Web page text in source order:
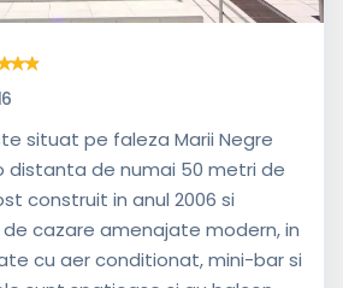
situat pe faleza Marii Negre
distanta de numai 50 metri de
construit in anul 2006 si
cazare amenajate modern, in
cu aer conditionat, mini-bar si